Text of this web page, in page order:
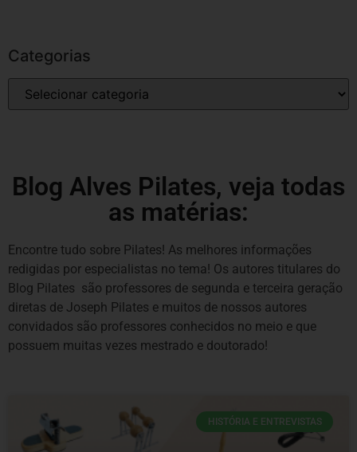
Categorias
Blog Alves Pilates, veja todas
as matérias:
Encontre tudo sobre Pilates! As melhores informações
redigidas por especialistas no tema! Os autores titulares do
Blog Pilates são professores de segunda e terceira geração
diretas de Joseph Pilates e muitos de nossos autores
convidados são professores conhecidos no meio e que
possuem muitas vezes mestrado e doutorado!
HISTÓRIA E ENTREVISTAS